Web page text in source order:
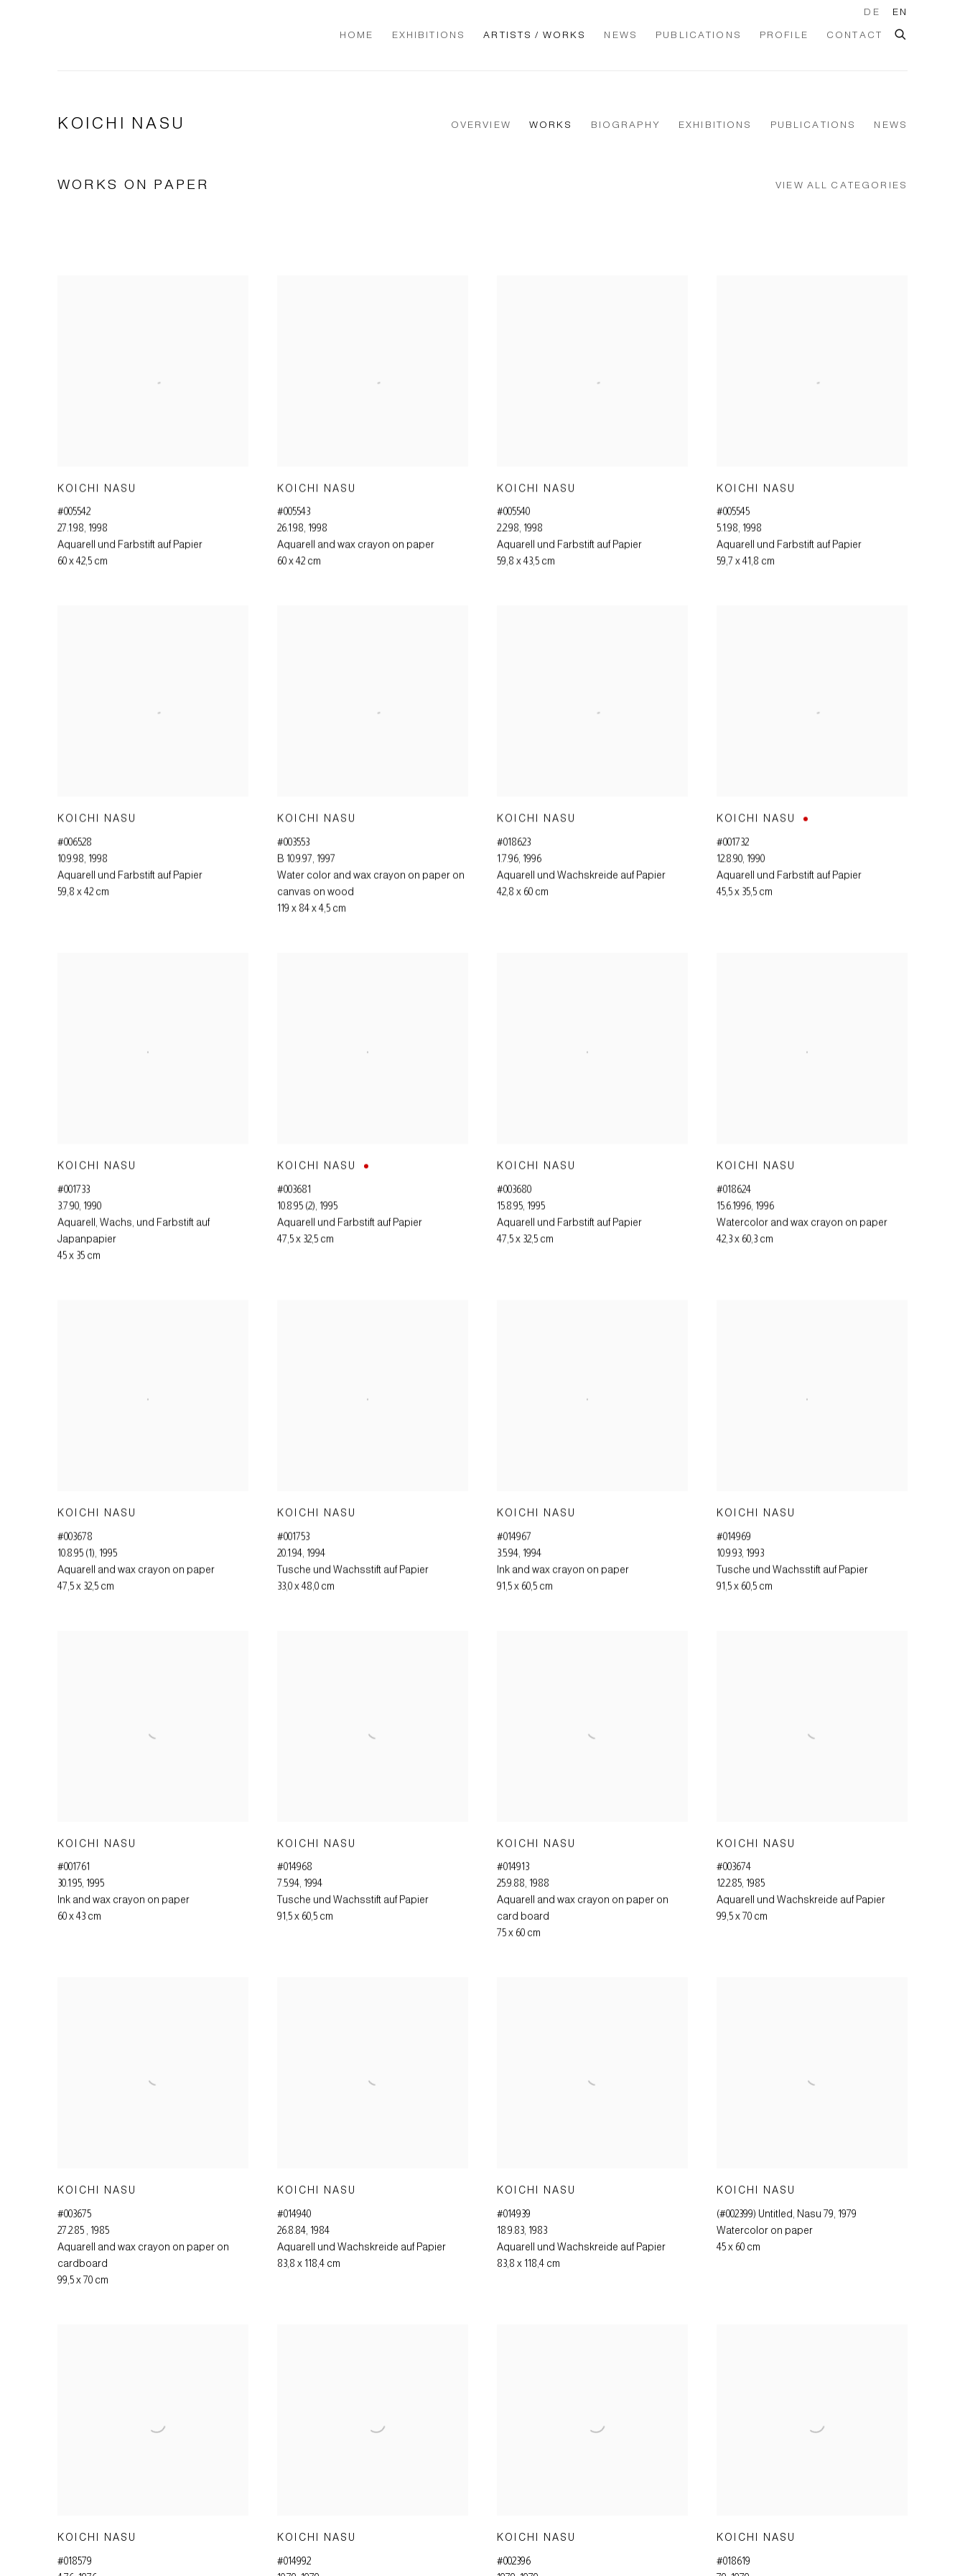
HOME EXHIBITIONS ARTISTS / WORKS NEWS PUBLICATIONS PROFILE CONTACT
DE EN
KOICHI NASU OVERVIEW WORKS BIOGRAPHY EXHIBITIONS PUBLICATIONS NEWS
WORKS ON PAPER VIEW ALL CATEGORIES
KOICHI NASU
#005542
27.1.98, 1998
Aquarell und Farbstift auf Papier
60 x 42,5 cm
KOICHI NASU
#005543
26.1.98, 1998
Aquarell and wax crayon on paper
60 x 42 cm
KOICHI NASU
#005540
2.2.98, 1998
Aquarell und Farbstift auf Papier
59,8 x 43,5 cm
KOICHI NASU
#005545
5.1.98, 1998
Aquarell und Farbstift auf Papier
59,7 x 41,8 cm
KOICHI NASU
#006528
10.9.98, 1998
Aquarell und Farbstift auf Papier
59,8 x 42 cm
KOICHI NASU
#003553
B 10.9.97, 1997
Water color and wax crayon on paper on
canvas on wood
119 x 84 x 4,5 cm
KOICHI NASU
#018623
1.7.96, 1996
Aquarell und Wachskreide auf Papier
42,8 x 60 cm
KOICHI NASU
#001732
12.8.90, 1990
Aquarell und Farbstift auf Papier
45,5 x 35,5 cm
KOICHI NASU
#001733
3.7.90, 1990
Aquarell, Wachs, und Farbstift auf
Japanpapier
45 x 35 cm
KOICHI NASU
#003681
10.8.95 (2), 1995
Aquarell und Farbstift auf Papier
47,5 x 32,5 cm
KOICHI NASU
#003680
15.8.95, 1995
Aquarell und Farbstift auf Papier
47,5 x 32,5 cm
KOICHI NASU
#018624
15.6.1996, 1996
Watercolor and wax crayon on paper
42,3 x 60,3 cm
KOICHI NASU
#003678
10.8.95 (1), 1995
Aquarell and wax crayon on paper
47,5 x 32,5 cm
KOICHI NASU
#001753
20.1.94, 1994
Tusche und Wachsstift auf Papier
33,0 x 48,0 cm
KOICHI NASU
#014967
3.5.94, 1994
Ink and wax crayon on paper
91,5 x 60,5 cm
KOICHI NASU
#014969
10.9.93, 1993
Tusche und Wachsstift auf Papier
91,5 x 60,5 cm
KOICHI NASU
#001761
30.1.95, 1995
Ink and wax crayon on paper
60 x 43 cm
KOICHI NASU
#014968
7.5.94, 1994
Tusche und Wachsstift auf Papier
91,5 x 60,5 cm
KOICHI NASU
#014913
25.9.88, 1988
Aquarell and wax crayon on paper on
card board
75 x 60 cm
KOICHI NASU
#003674
12.2.85, 1985
Aquarell und Wachskreide auf Papier
99,5 x 70 cm
KOICHI NASU
#003675
27.2.85
1985
Aquarell and wax crayon on paper on
cardboard
99,5 x 70 cm
KOICHI NASU
#014940
26.8.84 1984
Aquarell und Wachskreide auf Papier
83,8 x 118,4 cm
KOICHI NASU
#014939
18.9.83 1983
Aquarell und Wachskreide auf Papier
83,8 x 118,4 cm
KOICHI NASU
(#002399) Untitled, Nasu 79 1979
Watercolor on paper
45 x 60 cm
KOICHI NASU
#018579
KOICHI NASU
#014992
KOICHI NASU
#002396
KOICHI NASU
#018619